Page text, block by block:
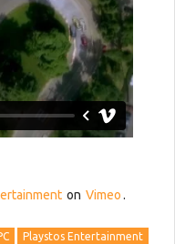
on Vimeo.
Playstos Entertainment